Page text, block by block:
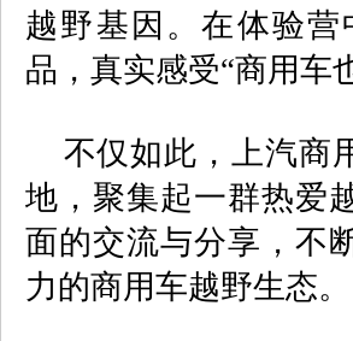
越野基因。在体验
品，真实感受“商用车
不仅如此，上汽商
地，聚集起一群热爱
面的交流与分享，不
力的商用车越野生态。